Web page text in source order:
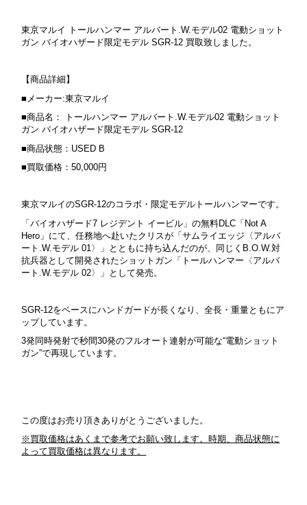
東京マルイ トールハンマー アルバート.W.モデル02 電動ショット
ガン バイオハザード限定モデル SGR-12 買取致しました。
【商品詳細】
■メーカー:東京マルイ
■商品名： トールハンマー アルバート.W.モデル02 電動ショット
ガン バイオハザード限定モデル SGR-12
■商品状態：USED B
■買取価格：50,000円
東京マルイのSGR-12のコラボ・限定モデルトールハンマーです。
「バイオハザード7 レジデント イービル」の無料DLC「Not A
Hero」にて、任務地へ赴いたクリスが「サムライエッジ〈アルバ
ート.W.モデル 01〉」とともに持ち込んだのが、同じくB.O.W.対
抗兵器として開発されたショットガン「トールハンマー〈アルバ
ート.W.モデル 02〉」として発売。
SGR-12をベースにハンドガードが長くなり、全長・重量ともにア
ップしています。
3発同時発射で秒間30発のフルオート連射が可能な“電動ショット
ガン”で再現しています。
この度はお売り頂きありがとうございました。
※買取価格はあくまで参考でお願い致します。時期、商品状態に
よって買取価格は異なります。